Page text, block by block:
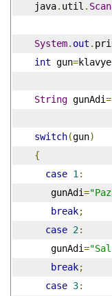
    java
. util .
System. out .
int gun=klavye
String gunAdi=
switch(gun)
{
case 1 :
       gunAdi
=
break;
case 2:
       gunAdi
=
break;
case 3: